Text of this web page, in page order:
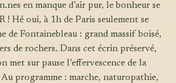
! Hé oui, à 1h de Paris seulement se
de Fontainebleau : grand massif boisé,
de rochers. Dans cet écrin préservé,
met sur pause l’effervescence de la
programme : marche, naturopathie,